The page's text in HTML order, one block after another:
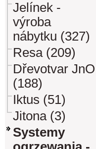
Jelínek -
výroba
nábytku (327)
Resa (209)
Dřevotvar JnO
(188)
Iktus (51)
Jitona (3)
Systemy